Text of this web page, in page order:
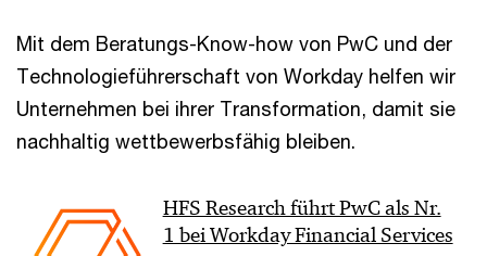
Mit dem Beratungs-Know-how von PwC und der
Technologieführerschaft von Workday helfen wir
Unternehmen bei ihrer Transformation, damit sie
nachhaltig wettbewerbsfähig bleiben.
HFS Research führt PwC als Nr.
1 bei Workday Financial Services